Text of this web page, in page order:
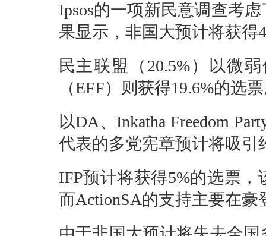
Ipsos的一项新民意调查考
果显示，非国大预计将获得
民主联盟（20.5%）以微
（EFF）则获得19.6%的选
以DA、Inkatha Freedom
代表的多党宪章预计将吸引
IFP预计将获得5%的选票
而ActionSA的支持主要在豪